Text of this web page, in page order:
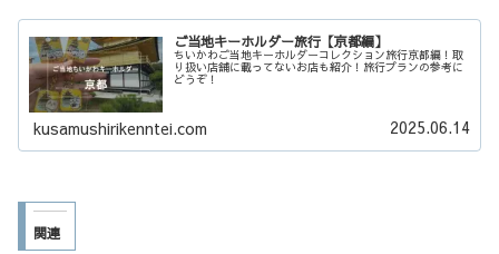
ご当地キーホルダー旅行【京都編】
ちいかわご当地キーホルダーコレクション旅行京都編！取
り扱い店舗に載ってないお店も紹介！旅行プランの参考に
どうぞ！
kusamushirikenntei.com 2025.06.14
関連